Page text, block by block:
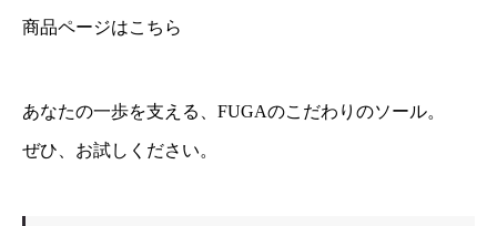
商品ページはこちら
あなたの一歩を支える、FUGAのこだわりのソール。
ぜひ、お試しください。